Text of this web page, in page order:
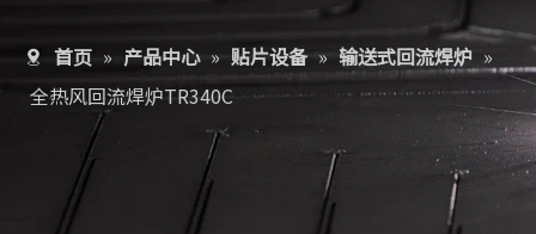
首页 » 产品中心 » 贴片设备 » 输送式回流焊炉 »
全热风回流焊炉TR340C